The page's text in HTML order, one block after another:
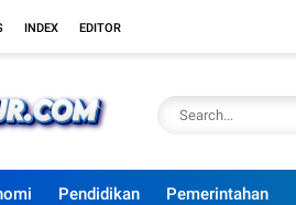
INDEX EDITOR
Pendidikan Pemerintahan